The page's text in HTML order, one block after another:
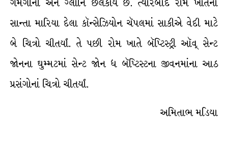
ગમગીની અને ગ્લાનિ છલકાય છે. ત્યારબાદ રોમ ખાતેના
સાન્તા મારિયા દેલા કૉન્સેઝિયોન ચૅપલમાં સાકીએ વેદી માટે
બે ચિત્રો ચીતર્યાં. તે પછી રોમ ખાતે બૅપ્ટિસ્ટ્રી ઑવ્ સેન્ટ
જોનના ઘુમ્મટમાં સેન્ટ જોન ધ બૅપ્ટિસ્ટના જીવનમાંના આઠ
પ્રસંગોનાં ચિત્રો ચીતર્યાં.
અમિતાભ મડિયા